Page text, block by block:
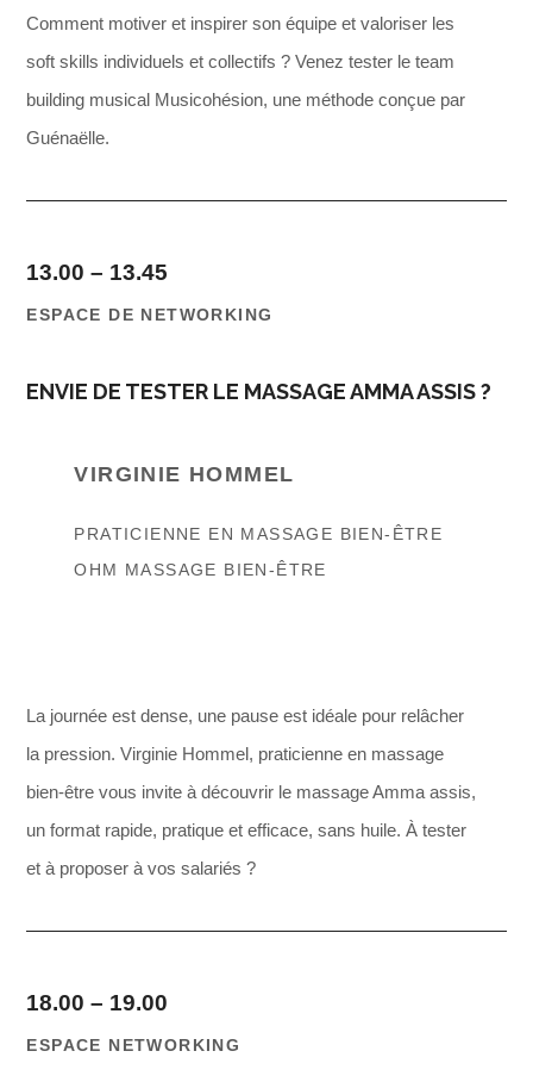
Comment motiver et inspirer son équipe et valoriser les
soft skills individuels et collectifs ? Venez tester le team
building musical Musicohésion, une méthode conçue par
Guénaëlle.
13.00 – 13.45
ESPACE DE NETWORKING
ENVIE DE TESTER LE MASSAGE AMMA ASSIS ?
VIRGINIE HOMMEL
PRATICIENNE EN MASSAGE BIEN-ÊTRE
OHM MASSAGE BIEN-ÊTRE
La journée est dense, une pause est idéale pour relâcher
la pression. Virginie Hommel, praticienne en massage
bien-être vous invite à découvrir le massage Amma assis,
un format rapide, pratique et efficace, sans huile. À tester
et à proposer à vos salariés ?
18.00 – 19.00
ESPACE NETWORKING